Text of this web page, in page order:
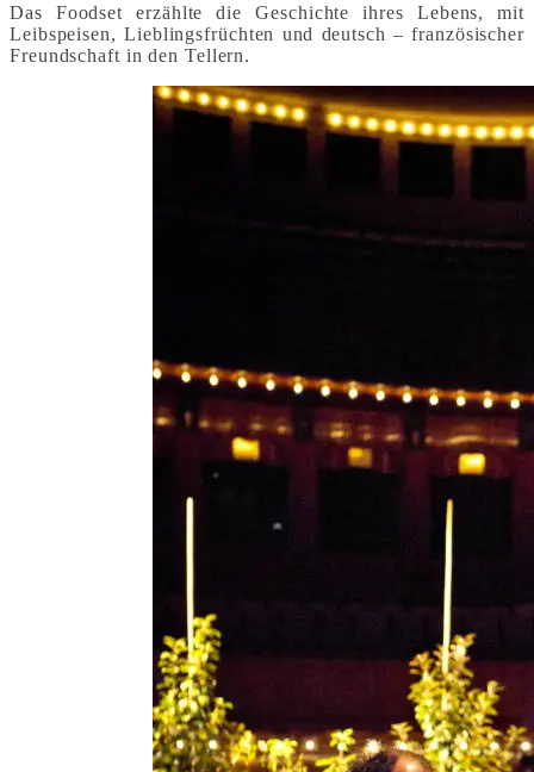
Das Foodset erzählte die Geschichte ihres Lebens, mit
Leibspeisen, Lieblingsfrüchten und deutsch – französischer
Freundschaft in den Tellern.